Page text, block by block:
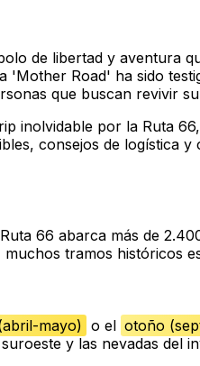
de libertad y aventura
'Mother Road' ha sido
que buscan revivir
inolvidable por la Ruta
consejos de logística
66 abarca más de
tramos históricos
mayo) o el otoño
y las nevadas del